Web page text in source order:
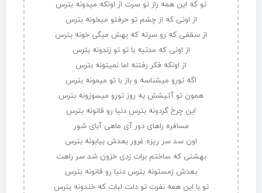
تو که این همه راز تو سرت از اونکه میدونه بترس
از اونی که از چشم تو حرفتو میخونه بترس
از سقفی که رو سرته که بهش میگی خونه بترس
از اونی که مدتیه با تو تو زندونه بترس
از اونکه فکر رفتنه اما نمیتونه بترس
اگه تورو میشناسه و باز با تو میمونه بترس
همون تو آتیشش یه روز تورو میسوزونه بترس
این چرخ گردونه بترس دنیا رو قانونه بترس
مسافره راهای دور آی ماهی آبای شور
اون سد سر ریزه غرور بعدش بیابونه بترس
بهشتی که ساختم برات زدی خزون شد سر راهت
بعدش زمستونه بترس دنیا رو قانونه بترس
تو با این همه نفرت تو دلت لبات که خندونه بترس